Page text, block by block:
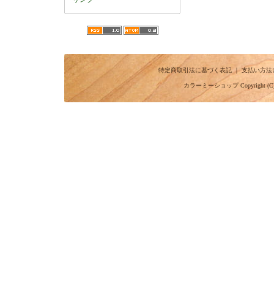
特定商取引法に基づく表記｜支払い方法
カラーミーショップCopyright